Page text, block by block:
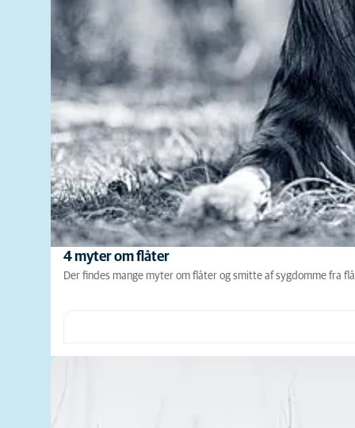
4 myter om flåter
Der findes mange myter om flåter og smitte af sygdomme fra